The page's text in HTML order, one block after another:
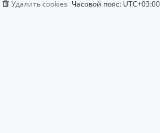
Часовой пояс: UTC+03:00
Удалить cookies